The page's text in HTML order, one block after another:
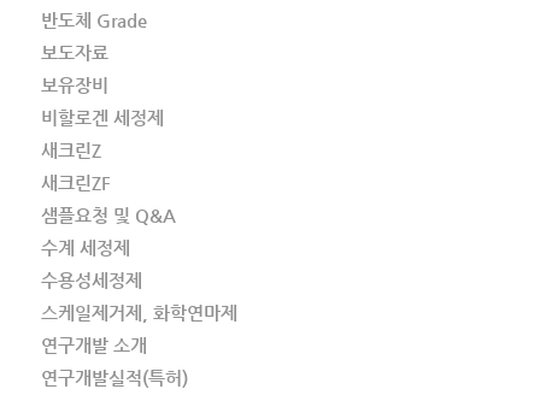
반도체 Grade
보도자료
보유장비
비할로겐 세정제
새크린Z
새크린ZF
샘플요청 및 Q&A
수계 세정제
수용성세정제
스케일제거제, 화학연마제
연구개발 소개
연구개발실적(특허)